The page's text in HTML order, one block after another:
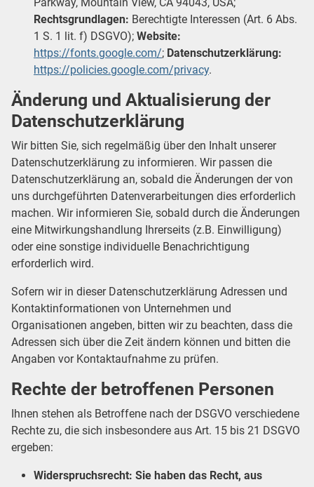
Parkway, Mountain View, CA 94043, USA;
Rechtsgrundlagen: Berechtigte Interessen (Art. 6 Abs.
1 S. 1 lit. f) DSGVO); Website:
https://fonts.google.com/; Datenschutzerklärung:
https://policies.google.com/privacy.
Änderung und Aktualisierung der
Datenschutzerklärung
Wir bitten Sie, sich regelmäßig über den Inhalt unserer
Datenschutzerklärung zu informieren. Wir passen die
Datenschutzerklärung an, sobald die Änderungen der von
uns durchgeführten Datenverarbeitungen dies erforderlich
machen. Wir informieren Sie, sobald durch die Änderungen
eine Mitwirkungshandlung Ihrerseits (z.B. Einwilligung)
oder eine sonstige individuelle Benachrichtigung
erforderlich wird.
Sofern wir in dieser Datenschutzerklärung Adressen und
Kontaktinformationen von Unternehmen und
Organisationen angeben, bitten wir zu beachten, dass die
Adressen sich über die Zeit ändern können und bitten die
Angaben vor Kontaktaufnahme zu prüfen.
Rechte der betroffenen Personen
Ihnen stehen als Betroffene nach der DSGVO verschiedene
Rechte zu, die sich insbesondere aus Art. 15 bis 21 DSGVO
ergeben:
Widerspruchsrecht: Sie haben das Recht, aus